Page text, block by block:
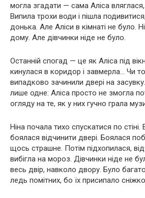
могла згадати — сама Аліса
Випила трохи води і пішла
донька. Але Аліси в кімнаті не було.
дому. Але дівчинки ніде не було.
Останній спогад — це як Аліса під
кинулася в коридор і завмерла… Чи
випадково зачинили двері на
лише одне: Аліса просто не змогла
огляду на те, як у них гучно грала
Ніна почала тихо спускатися по
боялася відчинити двері. Боялася
щось страшне. Потім підхопилася,
вибігла на мороз. Дівчинки ніде не
весь двір, навколо двору. Було
ледь помітних, бо їх присипало